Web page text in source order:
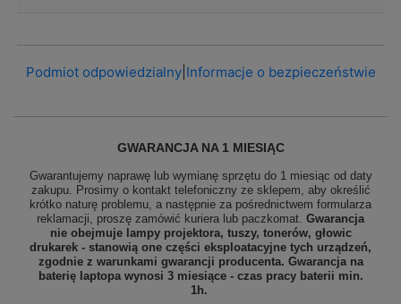
Podmiot odpowiedzialny| Informacje o bezpieczeństwie
GWARANCJA NA 1 MIESIĄC
Gwarantujemy naprawę lub wymianę sprzętu do 1 miesiąc od daty
zakupu. Prosimy o kontakt telefoniczny ze sklepem, aby określić
krótko naturę problemu, a następnie za pośrednictwem formularza
reklamacji, proszę zamówić kuriera lub paczkomat. Gwarancja
nie obejmuje lampy projektora, tuszy, tonerów, głowic
drukarek - stanowią one części eksploatacyjne tych urządzeń,
zgodnie z warunkami gwarancji producenta. Gwarancja na
baterię laptopa wynosi 3 miesiące - czas pracy baterii min.
1h.